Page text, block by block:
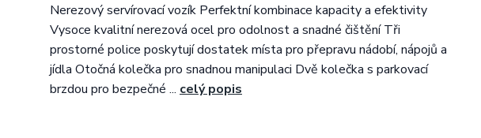
Nerezový servírovací vozík Perfektní kombinace kapacity a efektivity
Vysoce kvalitní nerezová ocel pro odolnost a snadné čištění Tři
prostorné police poskytují dostatek místa pro přepravu nádobí, nápojů a
jídla Otočná kolečka pro snadnou manipulaci Dvě kolečka s parkovací
brzdou pro bezpečné ... celý popis